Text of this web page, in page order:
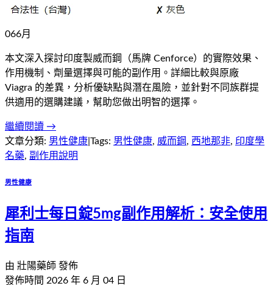
066月
本文深入探討印度製威而鋼（馬牌 Cenforce）的實際效果、
作用機制、劑量選擇與可能的副作用。詳細比較與原廠
Viagra 的差異，分析優缺點與潛在風險，並針對不同族群提
供適用的選購建議，幫助您做出明智的選擇。
繼續閱讀 →
文章分類: 男性健康 Tags: 男性健康, 威而鋼, 西地那非, 印度學
名藥, 副作用說明
男性健康
犀利士每日錠5mg副作用解析：安全使用
指南
由 壯陽藥師 發佈
發佈時間 2026 年 6 月 04 日